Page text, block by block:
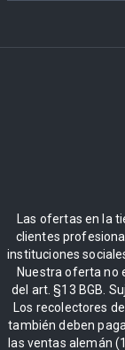
Las ofertas en la
clientes
instituciones
Nuestra oferta no
del art. §13 BGB.
Los recolectores
también deben
las ventas alemán